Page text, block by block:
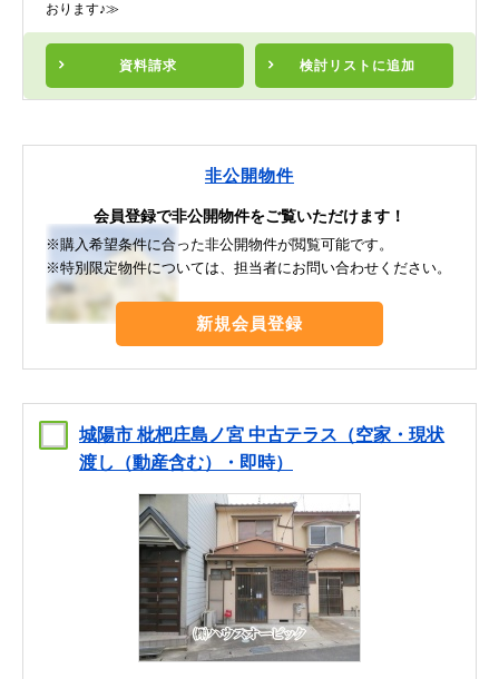
資料請求 検討リスト に追加
おります♪≫
非公開物件
会員登録で非公開物件をご覧いただけます！
※購入希望条件に合った非公開物件が閲覧可能です。
※特別限定物件については、担当者にお問い合わせください。
新規会員登録
城陽市 枇杷庄島ノ宮 中古テラス（空家・現状
渡し（動産含む）・即時）